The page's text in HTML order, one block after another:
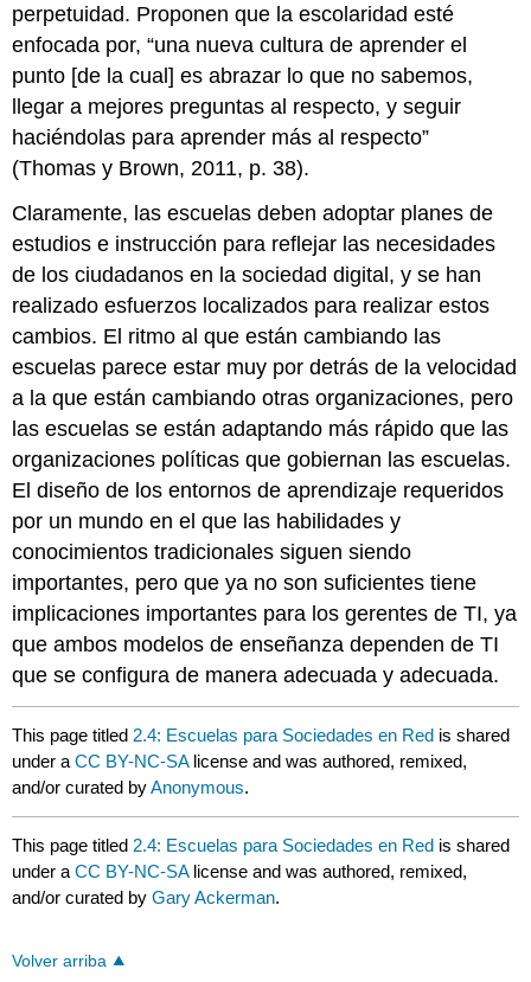
perpetuidad. Proponen que la escolaridad esté
enfocada por, “una nueva cultura de aprender el
punto [de la cual] es abrazar lo que no sabemos,
llegar a mejores preguntas al respecto, y seguir
haciéndolas para aprender más al respecto”
(Thomas y Brown, 2011, p. 38).
Claramente, las escuelas deben adoptar planes de
estudios e instrucción para reflejar las necesidades
de los ciudadanos en la sociedad digital, y se han
realizado esfuerzos localizados para realizar estos
cambios. El ritmo al que están cambiando las
escuelas parece estar muy por detrás de la velocidad
a la que están cambiando otras organizaciones, pero
las escuelas se están adaptando más rápido que las
organizaciones políticas que gobiernan las escuelas.
El diseño de los entornos de aprendizaje requeridos
por un mundo en el que las habilidades y
conocimientos tradicionales siguen siendo
importantes, pero que ya no son suficientes tiene
implicaciones importantes para los gerentes de TI, ya
que ambos modelos de enseñanza dependen de TI
que se configura de manera adecuada y adecuada.
This page titled 2.4: Escuelas para Sociedades en Red is shared
under aCC BY-NC-SA license and was authored, remixed,
and/or curated byAnonymous.
This page titled 2.4: Escuelas para Sociedades en Red is shared
under aCC BY-NC-SA license and was authored, remixed,
and/or curated byGary Ackerman.
Volver arriba